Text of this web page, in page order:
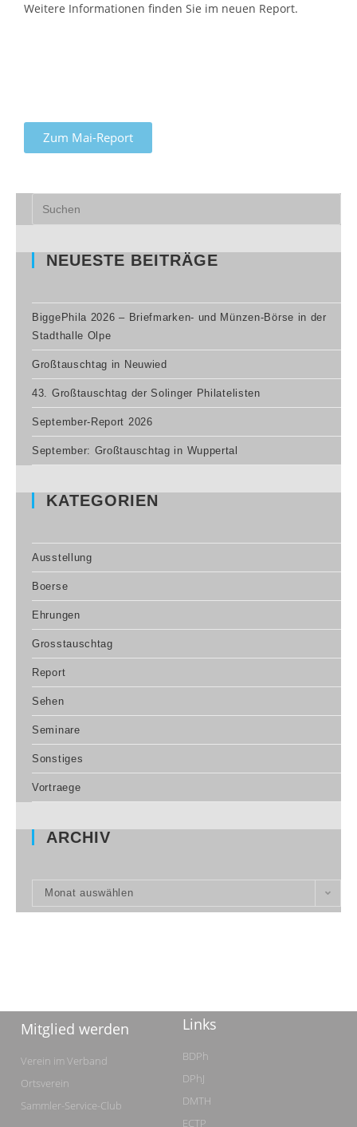
Weitere Informationen finden Sie im neuen Report.
Zum Mai-Report
NEUESTE BEITRÄGE
BiggePhila 2026 – Briefmarken- und Münzen-Börse in der
Stadthalle Olpe
Großtauschtag in Neuwied
43. Großtauschtag der Solinger Philatelisten
September-Report 2026
September: Großtauschtag in Wuppertal
KATEGORIEN
Ausstellung
Boerse
Ehrungen
Grosstauschtag
Report
Sehen
Seminare
Sonstiges
Vortraege
ARCHIV
Monat auswählen
Mitglied werden
Verein im Verband
Ortsverein
Sammler-Service-Club
Links
BDPh
DPhJ
DMTH
ECTP